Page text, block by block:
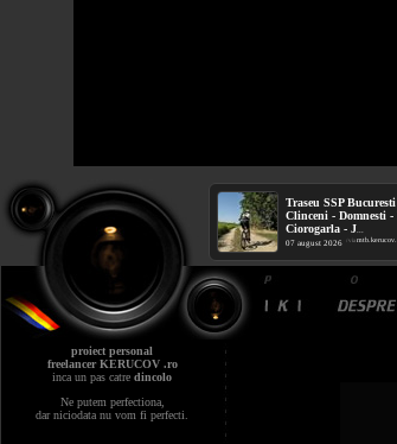
Traseu SSP
Clinceni - Domnesti
Ciorogarla - J...
07 august 2026 / via
proiect personal
freelancer KERUCOV .ro
inca un pas catre dincolo
Ne putem perfectiona,
dar niciodata nu vom fi perfecti.